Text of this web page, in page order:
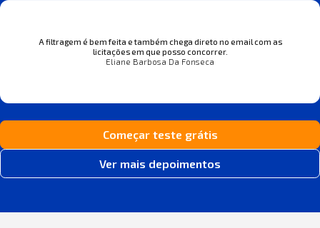
A filtragem é bem feita e também chega direto no email com as
licitações em que posso concorrer.
Eliane Barbosa Da Fonseca
Começar teste grátis
Ver mais depoimentos